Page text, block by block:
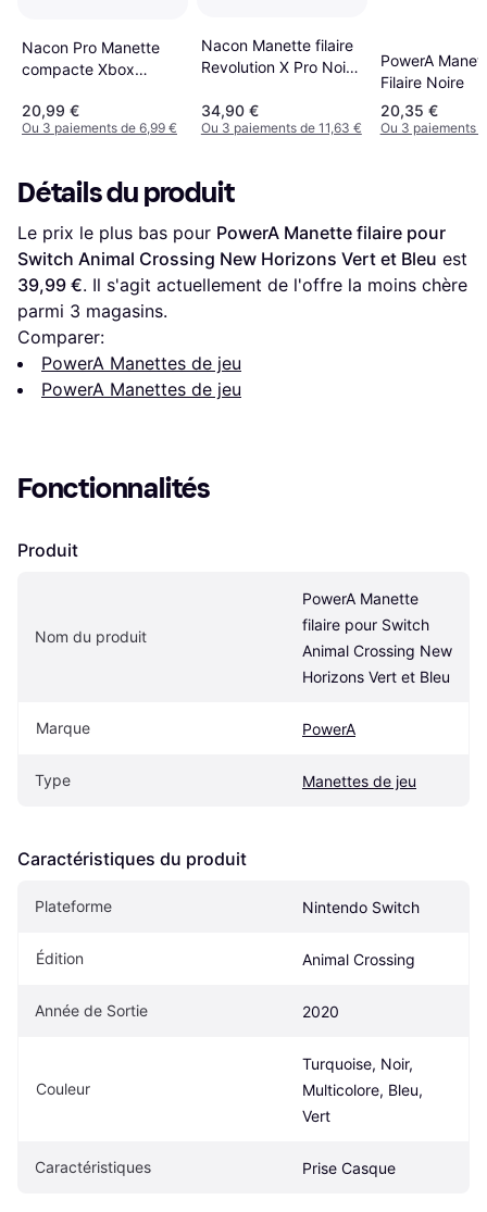
Nacon Pro Manette
compacte Xbox
20,99 €
Ou 3 paiements de 6,99 €
Nacon Manette filaire
Revolution X Pro Noir
34,90 €
Ou 3 paiements de 11,63 €
PowerA
Filaire Noire
20,35 €
Ou 3 paiements
Détails du produit
Le prix le plus bas pour PowerA Manette filaire pour
Switch Animal Crossing New Horizons Vert et Bleu
39,99 €. Il s'agit actuellement de l'offre la moins chère
parmi 3 magasins.
Comparer:
PowerA Manettes de jeu
PowerA Manettes de jeu
Fonctionnalités
Produit
Nom du produit
PowerA Manette
filaire pour Switch
Animal Crossing New
Horizons Vert et Bleu
Marque PowerA
Type Manettes de jeu
Caractéristiques du produit
Plateforme Nintendo Switch
Édition Animal Crossing
Année de Sortie 2020
Couleur
Turquoise, Noir,
Multicolore, Bleu,
Vert
Caractéristiques Prise Casque